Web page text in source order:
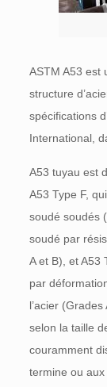
ASTM A53 est
structure
spécifications
International,
A53 tuyau est
A53 Type F,
soudé soudés
soudé par
A et B), et A53
par
l’acier
selon la taille
couramment
termine ou